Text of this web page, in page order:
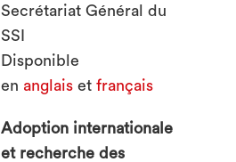
Secrétariat Général du
SSI
Disponible
en anglais etfrançais
Adoption internationale
et recherche des